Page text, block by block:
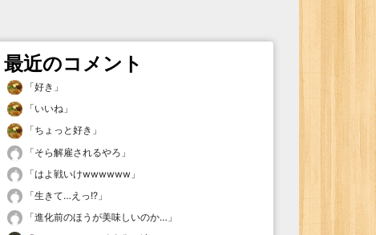
最近のコメント
「好き 」
「いいね 」
「ちょっと好き 」
「そら解雇されるやろ 」
「はよ戦いけwwwwww 」
「生きて…えっ!? 」
「進化前のほうが美味しいのか… 」